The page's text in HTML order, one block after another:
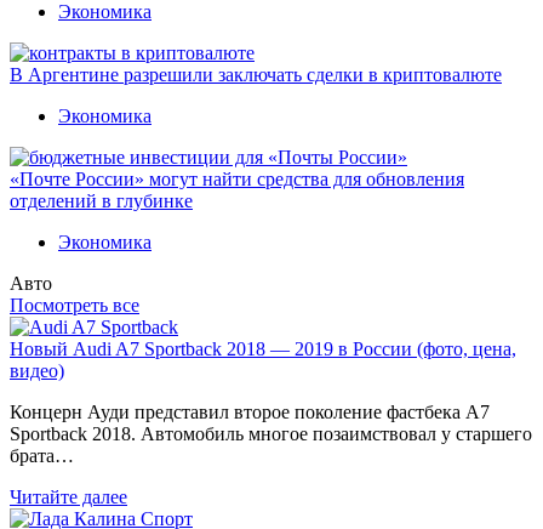
Экономика
В Аргентине разрешили заключать сделки в криптовалюте
Экономика
«Почте России» могут найти средства для обновления
отделений в глубинке
Экономика
Авто
Посмотреть все
Новый Audi A7 Sportback 2018 — 2019 в России (фото, цена,
видео)
Концерн Ауди представил второе поколение фастбека A7
Sportback 2018. Автомобиль многое позаимствовал у старшего
брата…
Читайте далее